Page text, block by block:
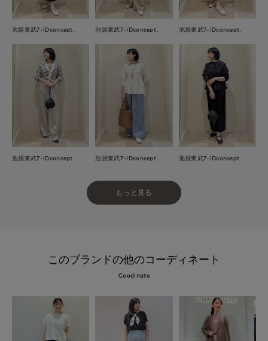
池袋東武7-IDconcept. 池袋東武7-IDconcept. 池袋東武7-IDconcept.
池袋東武7-IDconcept. 池袋東武7-IDconcept. 池袋東武7-IDconcept.
もっと見る
このブランドの他のコーディネート
Coodinate